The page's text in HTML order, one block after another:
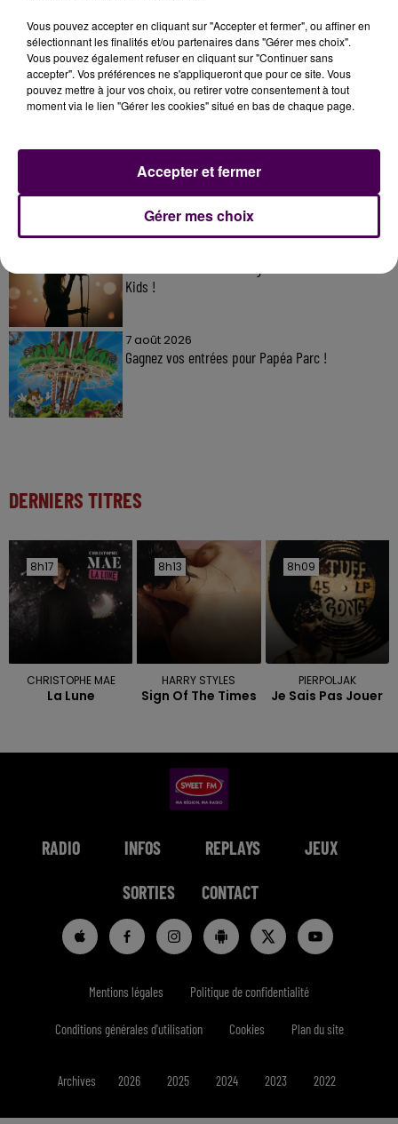
À LA UNE
Gagnez vos pass pour le V and B Fest' 2026 !
Kids !
7 août 2026
Gagnez vos entrées pour Papéa Parc !
DERNIERS TITRES
8h17
8h17
CHRISTOPHE MAE
La Lune
8h13
8h13
HARRY STYLES
Sign Of The Times
8h09
8h09
PIERPOLJAK
Je Sais Pas Jouer
RADIO INFOS REPLAYS JEUX
SORTIES CONTACT
Mentions légales Politique de confidentialité
Conditions générales d'utilisation Cookies Plan du site
Archives 2026 2025 2024 2023 2022
Vous pouvez accepter en cliquant sur "Accepter et fermer", ou affiner en
sélectionnant les finalités et/ou partenaires dans "Gérer mes choix".
Vous pouvez également refuser en cliquant sur "Continuer sans
accepter". Vos préférences ne s'appliqueront que pour ce site. Vous
pouvez mettre à jour vos choix, ou retirer votre consentement à tout
moment via le lien "Gérer les cookies" situé en bas de chaque page.
Gérer mes choix
Accepter et fermer